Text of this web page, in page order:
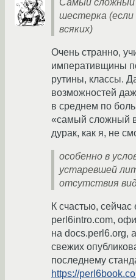
Самый сложный
шестерка
всяких)
Очень странно,
императивщины
рутины, классы.
возможностей
в среднем по
«самый сложный
дурак, как я, не
особенно в
устаревшей
отсутствия
К счастью, сейчас
perl6intro.com,
на docs.perl6.org,
свежих
последнему
https://